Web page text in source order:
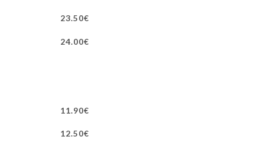
23.50€
24.00€
11.90€
12.50€